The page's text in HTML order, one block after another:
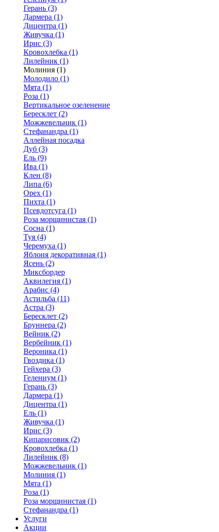
Герань (3)
Дармера (1)
Дицентра (1)
Живучка (1)
Ирис (3)
Кровохлебка (1)
Лилейник (1)
Молиния (1)
Молодило (1)
Мята (1)
Роза (1)
Вертикальное озеленение
Бересклет (2)
Можжевельник (1)
Стефанандра (1)
Аллейная посадка
Дуб (3)
Ель (9)
Ива (1)
Клен (8)
Липа (6)
Орех (1)
Пихта (1)
Псевдотсуга (1)
Роза морщинистая (1)
Сосна (1)
Туя (4)
Черемуха (1)
Яблоня декоративная (1)
Ясень (2)
Миксбордер
Аквилегия (1)
Арабис (4)
Астильба (11)
Астра (3)
Бересклет (2)
Бруннера (2)
Вейник (2)
Вербейник (1)
Вероника (1)
Гвоздика (1)
Гейхера (3)
Гелениум (1)
Герань (3)
Дармера (1)
Дицентра (1)
Ель (1)
Живучка (1)
Ирис (3)
Кипарисовик (2)
Кровохлебка (1)
Лилейник (8)
Можжевельник (1)
Молиния (1)
Мята (1)
Роза (1)
Роза морщинистая (1)
Стефанандра (1)
Услуги
Акции